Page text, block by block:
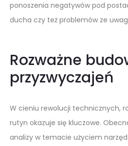
ponoszenia negatywów pod
ducha czy też problemów ze
Rozważne
przyzwyczajeń
W cieniu rewolucji technicznych,
rutyn okazuje się kluczowe.
analizy w temacie użyciem